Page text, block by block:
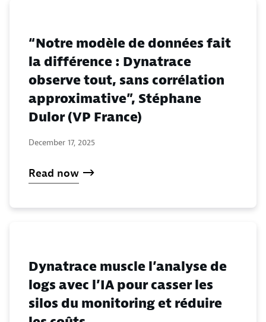
“Notre modèle de données fait
la différence : Dynatrace
observe tout, sans corrélation
approximative”, Stéphane
Dulor (VP France)
December 17, 2025
Read now
Dynatrace muscle l’analyse de
logs avec l’IA pour casser les
silos du monitoring et réduire